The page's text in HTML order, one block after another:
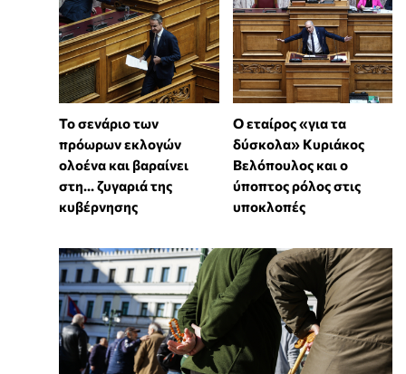
Το σενάριο των
πρόωρων εκλογών
ολοένα και βαραίνει
στη… ζυγαριά της
κυβέρνησης
Ο εταίρος «για τα
δύσκολα» Κυριάκος
Βελόπουλος και ο
ύποπτος ρόλος στις
υποκλοπές